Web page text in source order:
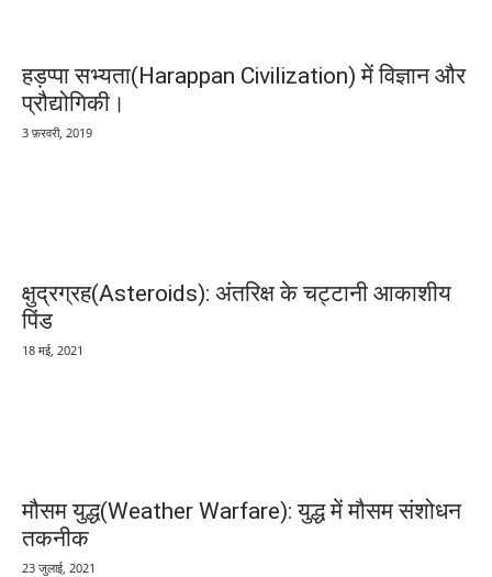
हड़प्पा सभ्यता(Harappan Civilization) में विज्ञान और
प्रौद्योगिकी।
3 फ़रवरी, 2019
क्षुद्रग्रह(Asteroids): अंतरिक्ष के चट्टानी आकाशीय
पिंड
18 मई, 2021
मौसम युद्ध(Weather Warfare): युद्ध में मौसम संशोधन
तकनीक
23 जुलाई, 2021